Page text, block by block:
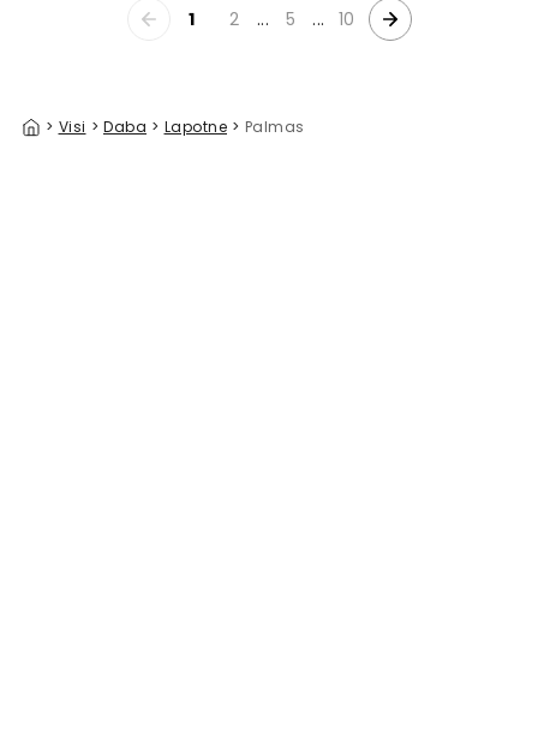
1 2 ... 5 ... 10
> Visi > Daba > Lapotne > Palmas